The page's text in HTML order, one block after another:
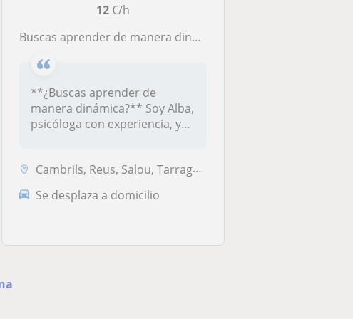
12€/h
Buscas aprender de manera dinámica? Soy psicóloga con experiencia, estoy disponible para enseñar todo tipo de marerias! :)
**¿Buscas aprender de
manera dinámica?** Soy Alba,
psicóloga con experiencia, y
Cambrils, Reus, Salou, Tarragona Capital, Vila-Seca, Vinyols I Els Arc...
Se desplaza a domicilio